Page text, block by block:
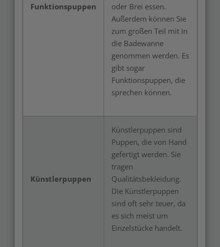
Funktionspuppen
oder Brei essen.
Außerdem können Sie
zum großen Teil mit in
die Badewanne
genommen werden. Es
gibt sogar
Funktionspuppen, die
sprechen können.
Künstlerpuppen
Künstlerpuppen sind
Puppen, die von Hand
gefertigt werden. Sie
tragen
Qualitätsbekleidung.
Die Künstlerpuppen
sind oft sehr teuer, da
es sich meist um
Einzelstücke handelt.